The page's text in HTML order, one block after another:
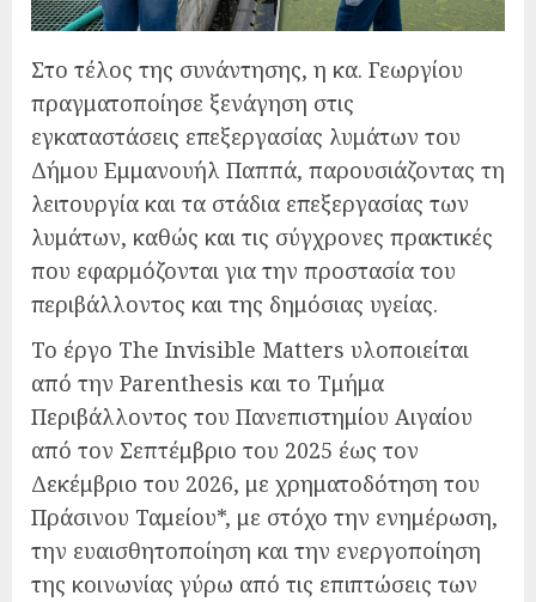
Στο τέλος της συνάντησης, η κα. Γεωργίου
πραγματοποίησε ξενάγηση στις
εγκαταστάσεις επεξεργασίας λυμάτων του
Δήμου Εμμανουήλ Παππά, παρουσιάζοντας τη
λειτουργία και τα στάδια επεξεργασίας των
λυμάτων, καθώς και τις σύγχρονες πρακτικές
που εφαρμόζονται για την προστασία του
περιβάλλοντος και της δημόσιας υγείας.
Το έργο The Invisible Matters υλοποιείται
από την Parenthesis και το Τμήμα
Περιβάλλοντος του Πανεπιστημίου Αιγαίου
από τον Σεπτέμβριο του 2025 έως τον
Δεκέμβριο του 2026, με χρηματοδότηση του
Πράσινου Ταμείου*, με στόχο την ενημέρωση,
την ευαισθητοποίηση και την ενεργοποίηση
της κοινωνίας γύρω από τις επιπτώσεις των